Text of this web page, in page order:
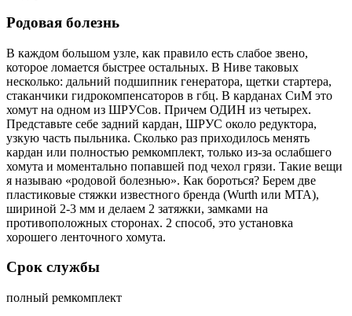
Родовая болезнь
В каждом большом узле, как правило есть слабое звено,
которое ломается быстрее остальных. В Ниве таковых
несколько: дальний подшипник генератора, щетки стартера,
стаканчики гидрокомпенсаторов в гбц. В карданах СиМ это
хомут на одном из ШРУСов. Причем ОДИН из четырех.
Представьте себе задний кардан, ШРУС около редуктора,
узкую часть пыльника. Сколько раз приходилось менять
кардан или полностью ремкомплект, только из-за ослабшего
хомута и моментально попавшей под чехол грязи. Такие вещи
я называю «родовой болезнью». Как бороться? Берем две
пластиковые стяжки известного бренда (Wurth или MTA),
шириной 2-3 мм и делаем 2 затяжки, замками на
противоположных сторонах. 2 способ, это установка
хорошего ленточного хомута.
Срок службы
полный ремкомплект